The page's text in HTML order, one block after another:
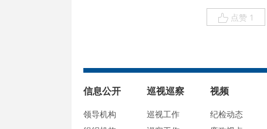
点赞 1
信息公开
领导机构
巡视巡察
巡视工作
视频
纪检动态